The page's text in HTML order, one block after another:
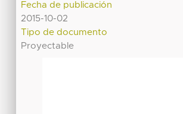
Fecha de publicación
2015-10-02
Tipo de documento
Proyectable